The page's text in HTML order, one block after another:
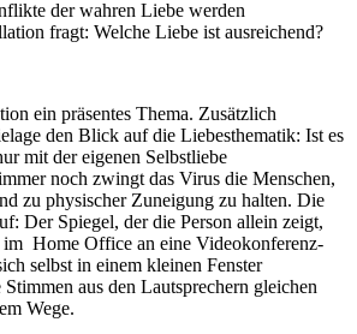
der wahren Liebe werden
fragt: Welche Liebe ist ausreichend?
ein präsentes Thema. Zusätzlich
den Blick auf die Liebesthematik: Ist es
mit der eigenen Selbstliebe
noch zwingt das Virus die Menschen,
zu physischer Zuneigung zu halten. Die
Der Spiegel, der die Person allein zeigt,
im Home Office an eine Videokonferenz-
selbst in einem kleinen Fenster
aus den Lautsprechern gleichen
Wege.